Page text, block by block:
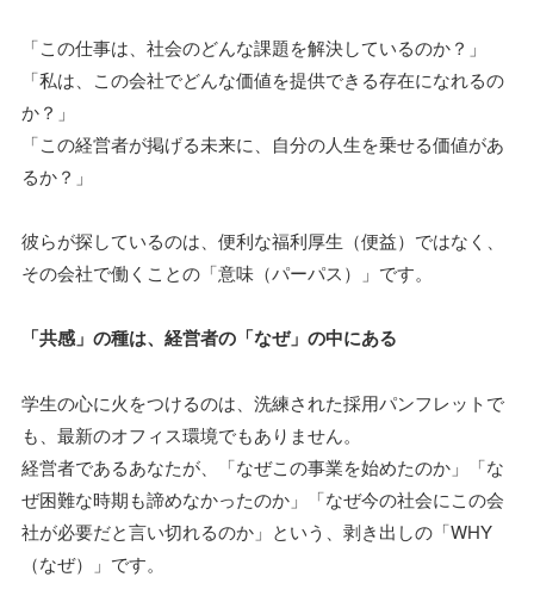
「この仕事は、社会のどんな課題を解決しているのか？」
「私は、この会社でどんな価値を提供できる存在になれるの
か？」
「この経営者が掲げる未来に、自分の人生を乗せる価値があ
るか？」
彼らが探しているのは、便利な福利厚生（便益）ではなく、
その会社で働くことの「意味（パーパス）」です。
「共感」の種は、経営者の「なぜ」の中にある
学生の心に火をつけるのは、洗練された採用パンフレットで
も、最新のオフィス環境でもありません。
経営者であるあなたが、「なぜこの事業を始めたのか」「な
ぜ困難な時期も諦めなかったのか」「なぜ今の社会にこの会
社が必要だと言い切れるのか」という、剥き出しの「WHY
（なぜ）」です。